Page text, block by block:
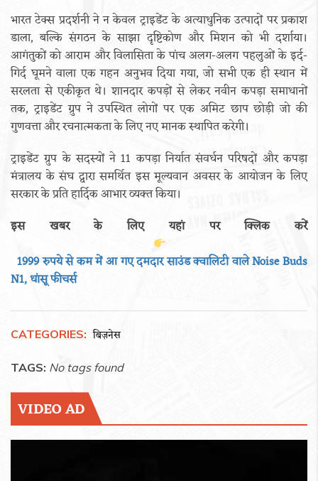
भारत टेक्स प्रदर्शनी ने न केवल ट्राइडेंट के अत्याधुनिक उत्पादों पर प्रकाश
डाला, बल्कि संगठन के साझा दृष्टिकोण और मिशन को भी दर्शाया।
आगंतुकों को आराम और विलासिता के पांच अलग-अलग पहलुओं के इर्द-
गिर्द घूमने वाला एक गहन अनुभव दिया गया, जो सभी एक ही स्थान में
सरलता से एकीकृत थे। शानदार कपड़ों से लेकर नवीन कपड़ा समाधानों
तक, ट्राइडेंट ग्रुप ने उपस्थित लोगों पर एक अमिट छाप छोड़ी जो की
गुणवत्ता और रचनात्मकता के लिए नए मानक स्थापित करेगी।
ट्राइडेंट ग्रुप के सदस्यों ने 11 कपड़ा निर्यात संवर्धन परिषदों और कपड़ा
मंत्रालय के संघ द्वारा समर्थित इस मूल्यवान अवसर के आयोजन के लिए
सरकार के प्रति हार्दिक आभार व्यक्त किया।
इस खबर के लिए यहां पर क्लिक करें
1999 रुपये से कम में आ गए दमदार साउंड क्वालिटी वाले Noise Buds
N1, धांसू फीचर्स
CATEGORIES: बिज़नेस
TAGS: No tags found
VIDEO AD